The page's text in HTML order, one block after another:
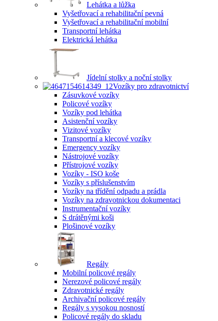
Lehátka a lůžka
Vyšetřovací a rehabilitační pevná
Vyšetřovací a rehabilitační mobilní
Transportní lehátka
Elektrická lehátka
Jídelní stolky a noční stolky
Vozíky pro zdravotnictví
Zásuvkové vozíky
Policové vozíky
Vozíky pod lehátka
Asistenční vozíky
Vizitové vozíky
Transportní a klecové vozíky
Emergency vozíky
Nástrojové vozíky
Přístrojové vozíky
Vozíky - ISO koše
Vozíky s příslušenstvím
Vozíky na třídění odpadu a prádla
Vozíky na zdravotnickou dokumentaci
Instrumentační vozíky
S drátěnými koši
Plošinové vozíky
Regály
Mobilní policové regály
Nerezové policové regály
Zdravotnické regály
Archivační policové regály
Regály s vysokou nosností
Policové regály do skladu